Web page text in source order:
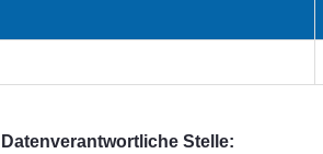
Datenverantwortliche Stelle: